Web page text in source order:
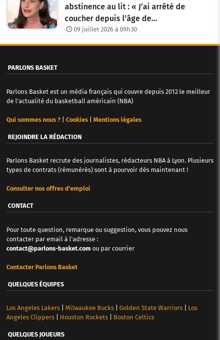
abstinence au lit : « J’ai arrêté de
coucher depuis l’âge de…
09 juillet 2026 à 09h30
PARLONS BASKET
Parlons Basket est un média français qui couvre depuis 2012 le meilleur
de l'actualité du basketball américain (NBA)
Qui sommes nous ?| Cookies| Mentions légales
REJOINDRE LA RÉDACTION
Parlons Basket recrute des journalistes, rédacteurs NBA à Lyon. Plusieurs
types de contrats (rémunérés) sont à pourvoir dès maintenant !
Consulter nos offres d'emploi
CONTACT
Pour toute question, remarque ou suggestion, vous pouvez nous
contacter par email à l'adresse :
contact@parlons-basket.com ou par courrier
Contacter Parlons Basket
QUELQUES ÉQUIPES
Los Angeles Lakers| Milwaukee Bucks| Golden State Warriors| Los
Angeles Clippers| Houston Rockets| Boston Celtics
QUELQUES JOUEURS